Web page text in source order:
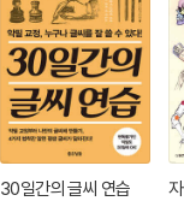
30일간의 글씨 연습